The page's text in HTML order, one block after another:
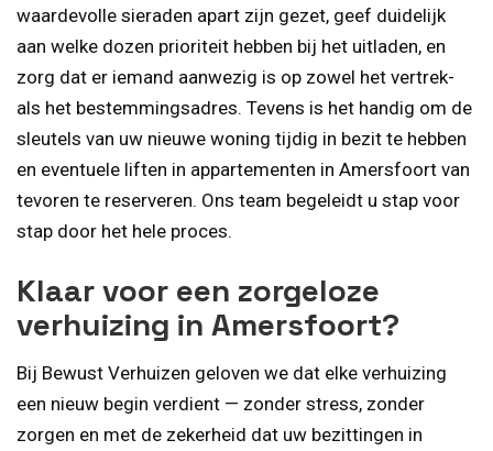
waardevolle sieraden apart zijn gezet, geef duidelijk
aan welke dozen prioriteit hebben bij het uitladen, en
zorg dat er iemand aanwezig is op zowel het vertrek-
als het bestemmingsadres. Tevens is het handig om de
sleutels van uw nieuwe woning tijdig in bezit te hebben
en eventuele liften in appartementen in Amersfoort van
tevoren te reserveren. Ons team begeleidt u stap voor
stap door het hele proces.
Klaar voor een zorgeloze
verhuizing in Amersfoort?
Bij Bewust Verhuizen geloven we dat elke verhuizing
een nieuw begin verdient — zonder stress, zonder
zorgen en met de zekerheid dat uw bezittingen in